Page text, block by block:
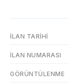
İLAN TARIHI
İLAN NUMARASI
GÖRÜNTÜLENME